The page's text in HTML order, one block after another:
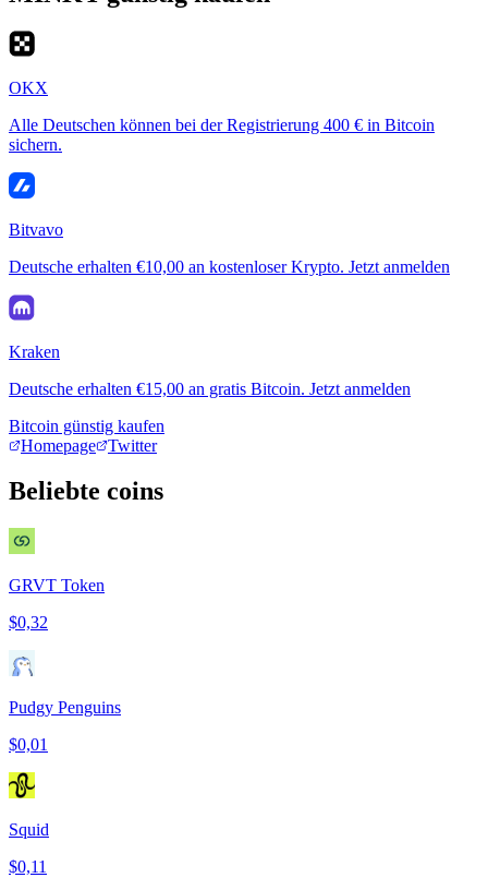
OKX
Alle Deutschen können bei der Registrierung 400 € in Bitcoin
sichern.
Bitvavo
Deutsche erhalten €10,00 an kostenloser Krypto. Jetzt anmelden
Kraken
Deutsche erhalten €15,00 an gratis Bitcoin. Jetzt anmelden
Bitcoin günstig kaufen
Homepage
Twitter
Beliebte coins
GRVT Token
$0,32
Pudgy Penguins
$0,01
Squid
$0,11